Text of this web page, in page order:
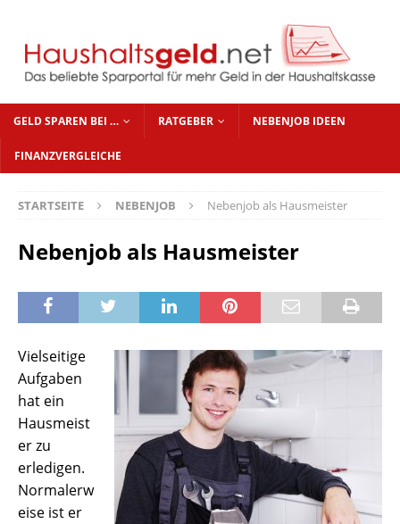
GELD SPAREN BEI … RATGEBER NEBENJOB IDEEN
FINANZVERGLEICHE
STARTSEITE NEBENJOB Nebenjob als Hausmeister
Nebenjob als Hausmeister
Vielseitige
Aufgaben
hat ein
Hausmeist
er zu
erledigen.
Normalerw
eise ist er